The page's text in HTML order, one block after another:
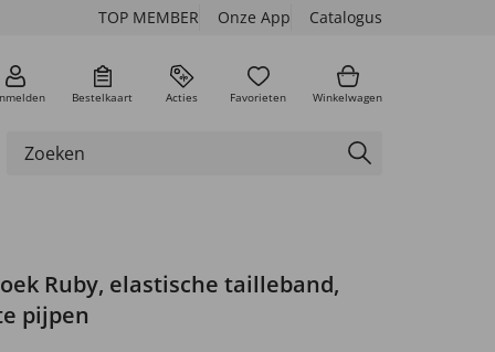
TOP MEMBER Onze App Catalogus
Bestelkaart Acties Favorieten Winkelwagen
Ruby, elastische tailleband,
pijpen